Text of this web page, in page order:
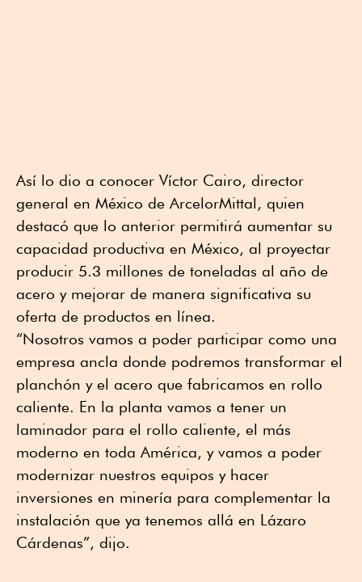
Así lo dio a conocer Víctor Cairo, director
general en México de ArcelorMittal, quien
destacó que lo anterior permitirá aumentar su
capacidad productiva en México, al proyectar
producir 5.3 millones de toneladas al año de
acero y mejorar de manera significativa su
oferta de productos en línea.
“Nosotros vamos a poder participar como una
empresa ancla donde podremos transformar el
planchón y el acero que fabricamos en rollo
caliente. En la planta vamos a tener un
laminador para el rollo caliente, el más
moderno en toda América, y vamos a poder
modernizar nuestros equipos y hacer
inversiones en minería para complementar la
instalación que ya tenemos allá en Lázaro
Cárdenas”, dijo.